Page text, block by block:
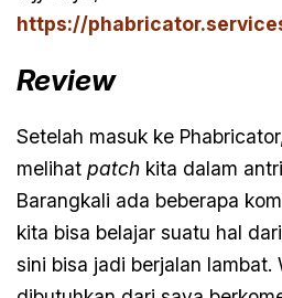
https://
Review
Setelah masuk ke
melihatpatch kita dalam
Barangkali ada beberapa
kita bisa belajar suatu hal
sini bisa jadi berjalan lambat.